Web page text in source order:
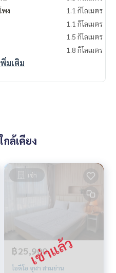
พง
1.1 กิโลเมตร
1.1 กิโลเมตร
1.5 กิโลเมตร
1.8 กิโลเมตร
มเติม
กล้เคียง
เช่า
฿25,900
ไอดีโอ จุฬา สามย่าน